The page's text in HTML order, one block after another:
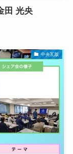
田 光央
中央瓦版